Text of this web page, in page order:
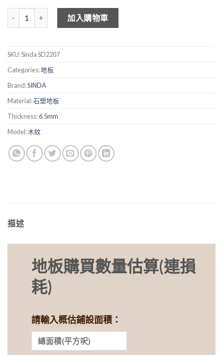
SINDA 木紋石塑地板 SD2207 數量
加入購物車
SKU:Sinda SD2207
Categories:地板
Brand:SINDA
Material:石塑地板
Thickness:6.5mm
Model:木紋
描述
地板購買數量估算(連損
耗)
請輸入概估鋪設面積：